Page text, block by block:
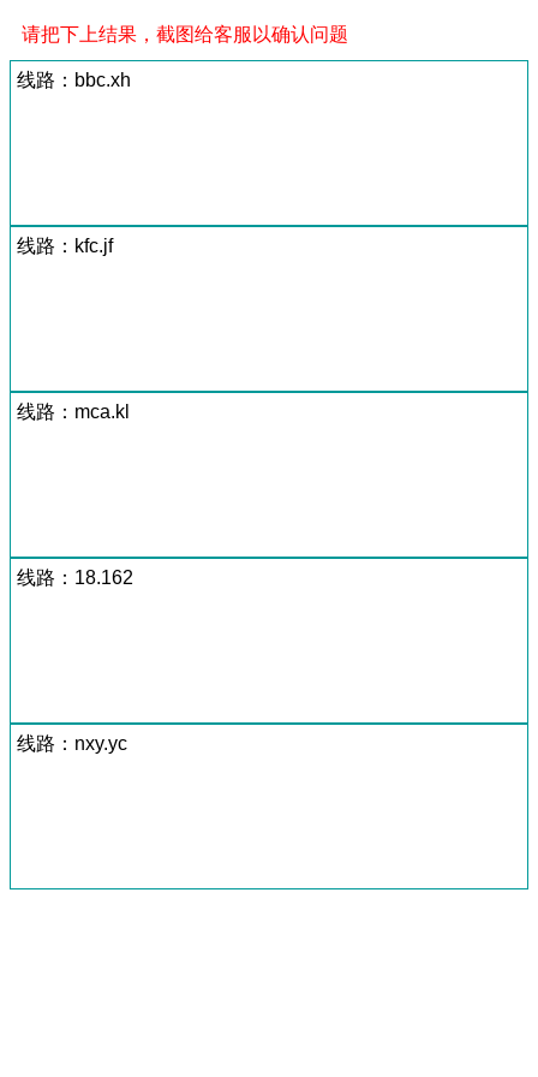
请把下上结果，截图给客服以确认问题
线路：bbc.xh
线路：kfc.jf
线路：mca.kl
线路：18.162
线路：nxy.yc